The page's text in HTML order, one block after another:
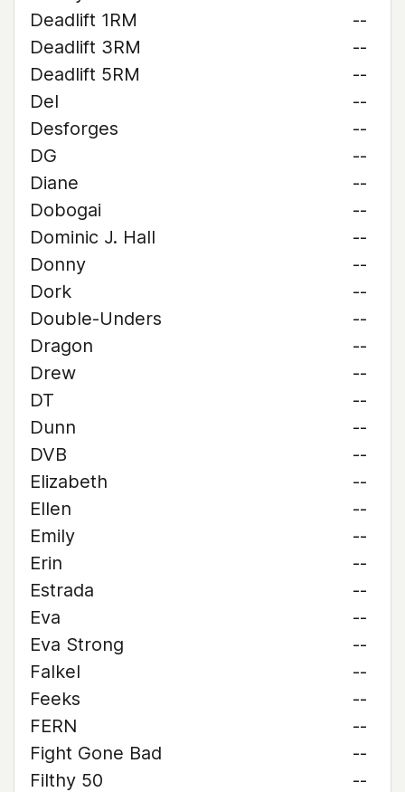
Deadlift 1RM
--
Deadlift 3RM
--
Deadlift 5RM
--
Del
--
Desforges
--
DG
--
Diane
--
Dobogai
--
Dominic J. Hall
--
Donny
--
Dork
--
Double-Unders
--
Dragon
--
Drew
--
DT
--
Dunn
--
DVB
--
Elizabeth
--
Ellen
--
Emily
--
Erin
--
Estrada
--
Eva
--
Eva Strong
--
Falkel
--
Feeks
--
FERN
--
Fight Gone Bad
--
Filthy 50
--